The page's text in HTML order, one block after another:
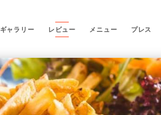
ギャラリー レビュー メニュー プレス